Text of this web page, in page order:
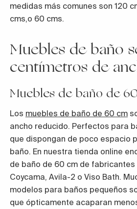
medidas más comunes son 120
cms,o 60 cms.
Muebles de baño
centímetros de
Muebles de baño de
Los muebles de baño de 60 cm
ancho reducido. Perfectos para
que dispongan de poco espacio
baño. En nuestra tienda online
de baño de 60 cm de
Coycama, Avila-2 o Viso Bath.
modelos para baños pequeños
que ópticamente acaparan